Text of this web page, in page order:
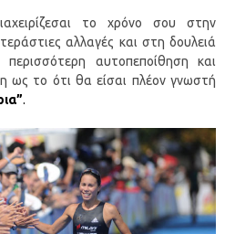
το χρόνο σου στην
αλλαγές και στη δουλειά
αυτοπεποίθηση και
ως το ότι θα είσαι πλέον γνωστή
.